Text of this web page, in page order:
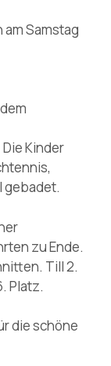
Samstag
Kinder
gebadet.
zu Ende.
Till 2.
Platz.
die schöne